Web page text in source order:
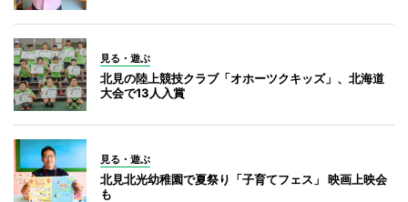
見る・遊ぶ
北見の陸上競技クラブ「オホーツクキッズ」、北海道
大会で13人入賞
見る・遊ぶ
北見北光幼稚園で夏祭り「子育てフェス」 映画上映会
も